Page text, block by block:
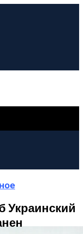
Украинский